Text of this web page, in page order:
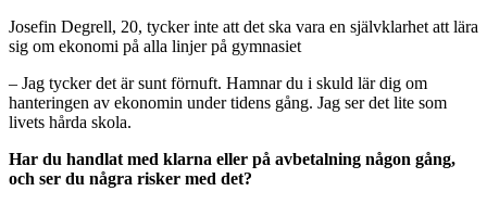
Josefin Degrell, 20, tycker inte att det ska vara en självklarhet att lära
sig om ekonomi på alla linjer på gymnasiet
– Jag tycker det är sunt förnuft. Hamnar du i skuld lär dig om
hanteringen av ekonomin under tidens gång. Jag ser det lite som
livets hårda skola.
Har du handlat med klarna eller på avbetalning någon gång,
och ser du några risker med det?